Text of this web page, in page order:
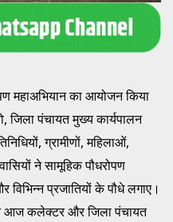
महाअभियान का आयोजन किया
जिला पंचायत मुख्य कार्यपालन
ग्रामीणों, महिलाओं,
ने सामूहिक पौधरोपण
प्रजातियों के पौधे लगाए।
आज कलेक्टर और जिला पंचायत